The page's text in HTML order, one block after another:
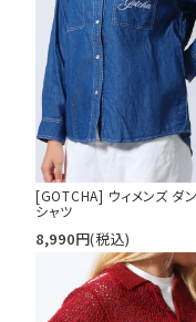
[GOTCHA] ウィメンズ ダ
シャツ
8,990円(税込)